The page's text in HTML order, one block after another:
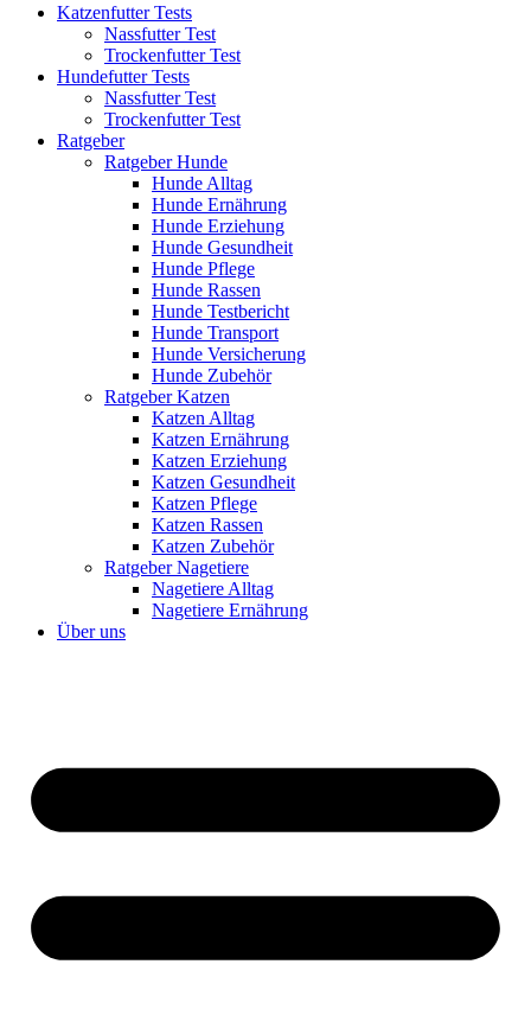
Katzenfutter Tests
Nassfutter Test
Trockenfutter Test
Hundefutter Tests
Nassfutter Test
Trockenfutter Test
Ratgeber
Ratgeber Hunde
Hunde Alltag
Hunde Ernährung
Hunde Erziehung
Hunde Gesundheit
Hunde Pflege
Hunde Rassen
Hunde Testbericht
Hunde Transport
Hunde Versicherung
Hunde Zubehör
Ratgeber Katzen
Katzen Alltag
Katzen Ernährung
Katzen Erziehung
Katzen Gesundheit
Katzen Pflege
Katzen Rassen
Katzen Zubehör
Ratgeber Nagetiere
Nagetiere Alltag
Nagetiere Ernährung
Über uns